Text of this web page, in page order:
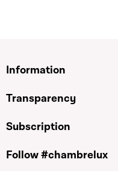
Information
Transparency
Subscription
Follow #chambrelux